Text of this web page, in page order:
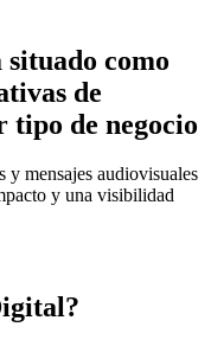
como
de
de negocio
mensajes audiovisuales
y una visibilidad